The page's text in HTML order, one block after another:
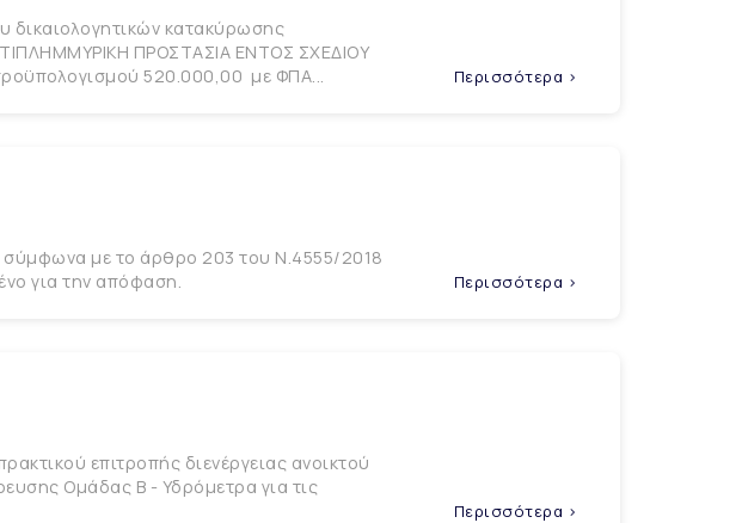
δικαιολογητικών κατακύρωσης
ΠΡΟΣΤΑΣΙΑ ΕΝΤΟΣ ΣΧΕΔΙΟΥ
520.000,00 με ΦΠΑ...
Περισσότερα >
σύμφωνα με το άρθρο 203 του Ν.4555/2018
για την απόφαση.
Περισσότερα >
επιτροπής διενέργειας ανοικτού
Ομάδας Β - Υδρόμετρα για τις
Περισσότερα >